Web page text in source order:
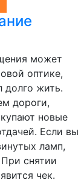
может
оптике,
долго жить.
дороги,
новые
Если вы
ламп,
снятии
чек.